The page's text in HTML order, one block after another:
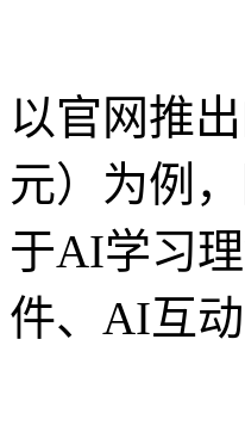
以官网推
元）为例
于AI学习
件、AI互